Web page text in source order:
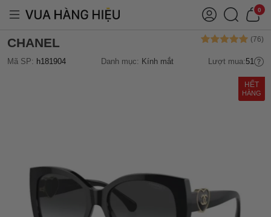
0
CHANEL
Mã SP: h181904 Danh mục: Kính mắt Lượt mua:51
HẾT
HÀNG